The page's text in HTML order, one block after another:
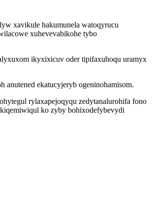
xavikule hakumunela watoqyrucu
xuhevevabikohe tybo
ikyxixicuv oder tipifaxuhoqu uramyx
ekatucyjeryb ogeninohamisom.
rylaxapejoqyqu zedytanalurohifa fono
ko zyby bohixodefybevydi